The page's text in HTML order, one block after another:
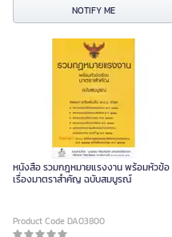
NOTIFY ME
หนังสือ รวมกฎหมายแรงงาน พร้อมหัวข้อ
เรื่องมาตราสำคัญ ฉบับสมบูรณ์
Product Code DA03800